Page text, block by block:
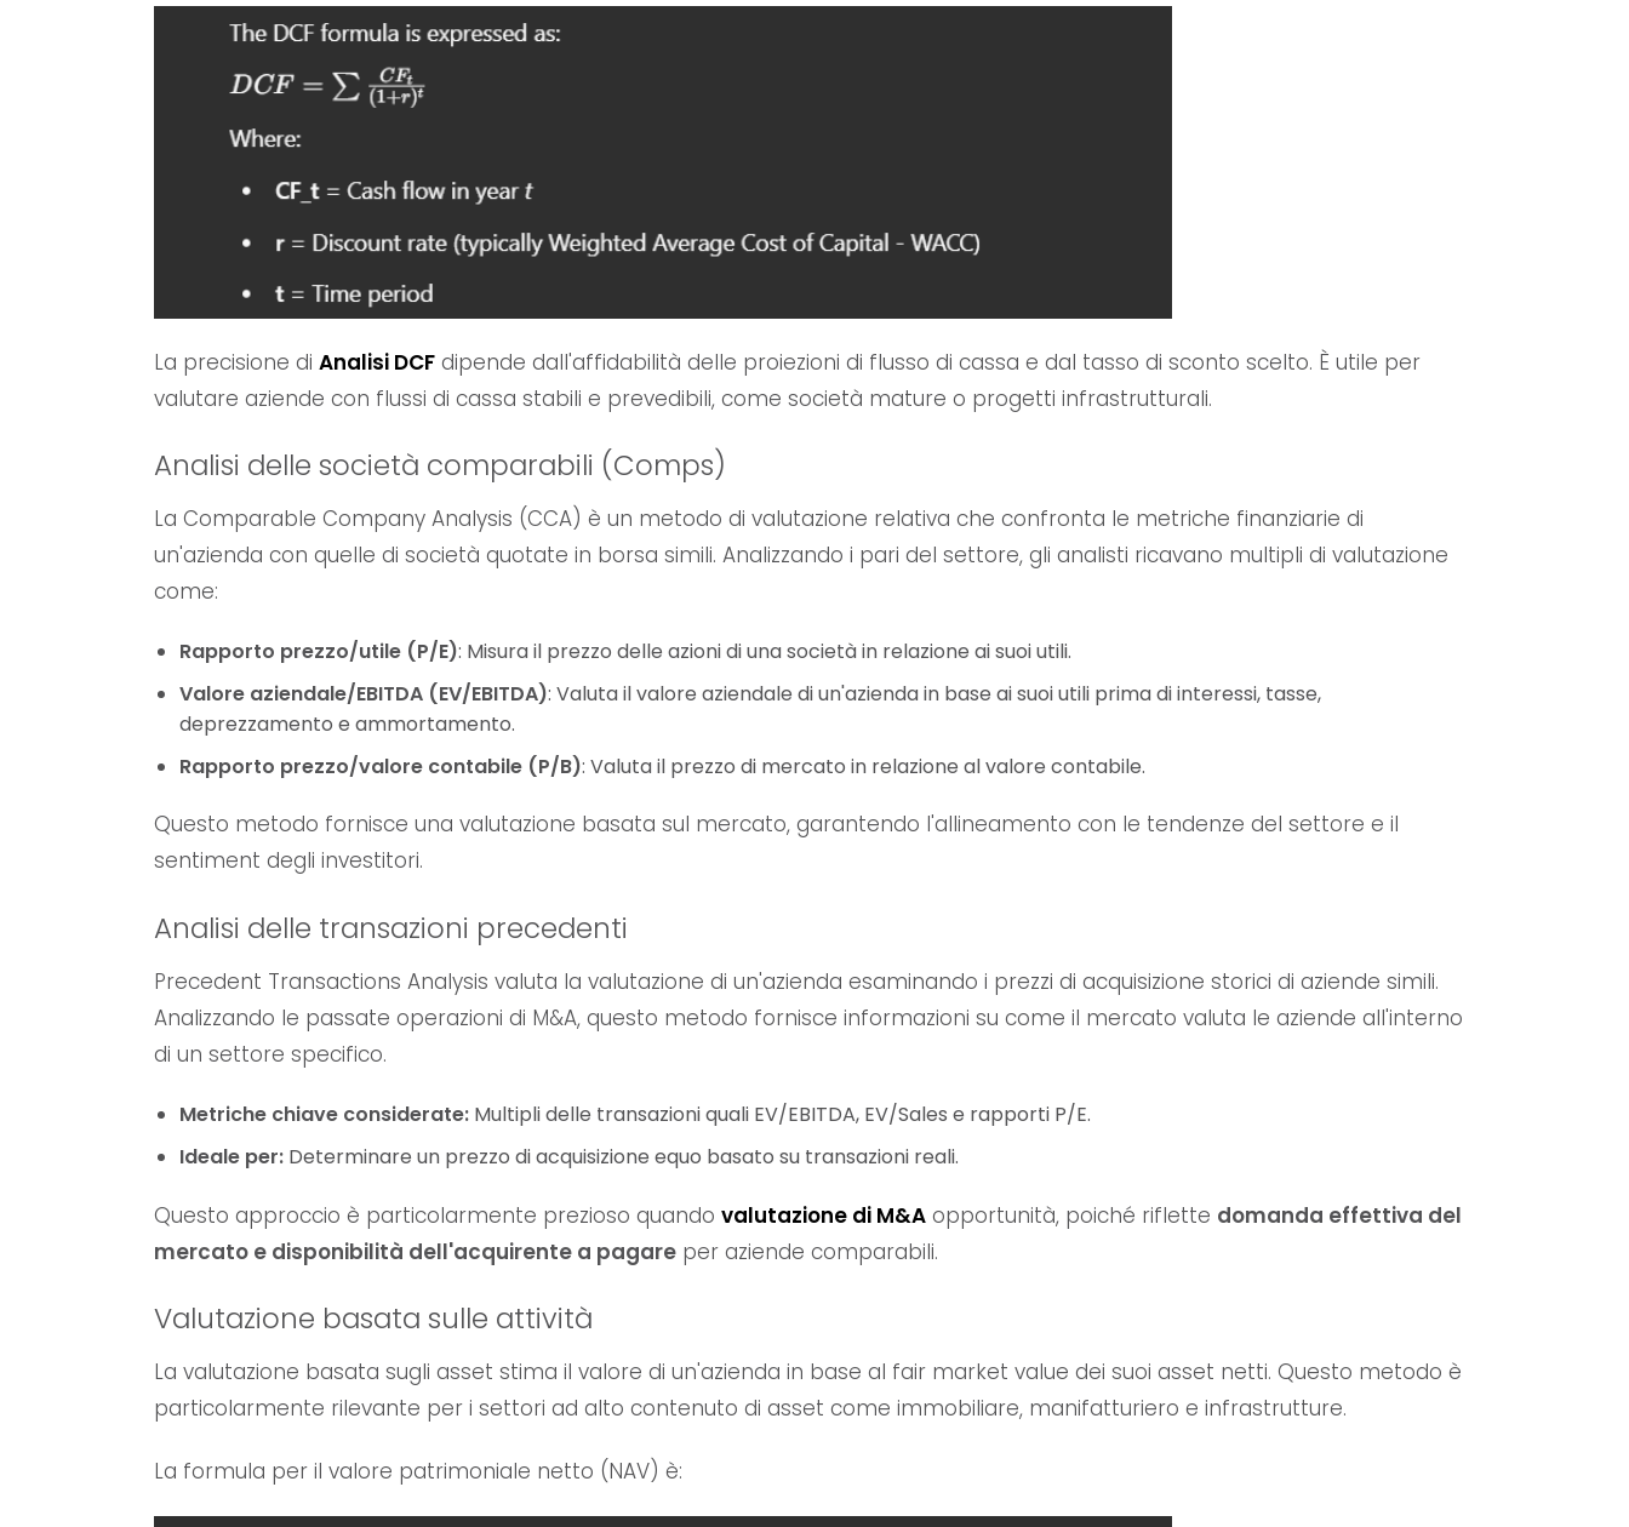
La precisione di Analisi DCF dipende dall'affidabilità delle proiezioni di flusso di cassa e dal tasso di sconto scelto. È utile per
valutare aziende con flussi di cassa stabili e prevedibili, come società mature o progetti infrastrutturali.
Analisi delle società comparabili (Comps)
La Comparable Company Analysis (CCA) è un metodo di valutazione relativa che confronta le metriche finanziarie di
un'azienda con quelle di società quotate in borsa simili. Analizzando i pari del settore, gli analisti ricavano multipli di valutazione
come:
Rapporto prezzo/utile (P/E): Misura il prezzo delle azioni di una società in relazione ai suoi utili.
Valore aziendale/EBITDA (EV/EBITDA): Valuta il valore aziendale di un'azienda in base ai suoi utili prima di interessi, tasse,
deprezzamento e ammortamento.
Rapporto prezzo/valore contabile (P/B): Valuta il prezzo di mercato in relazione al valore contabile.
Questo metodo fornisce una valutazione basata sul mercato, garantendo l'allineamento con le tendenze del settore e il
sentiment degli investitori.
Analisi delle transazioni precedenti
Precedent Transactions Analysis valuta la valutazione di un'azienda esaminando i prezzi di acquisizione storici di aziende simili.
Analizzando le passate operazioni di M&A, questo metodo fornisce informazioni su come il mercato valuta le aziende all'interno
di un settore specifico.
Metriche chiave considerate:Multipli delle transazioni quali EV/EBITDA, EV/Sales e rapporti P/E.
Ideale per:Determinare un prezzo di acquisizione equo basato su transazioni reali.
Questo approccio è particolarmente prezioso quando valutazione di M&A opportunità, poiché riflette domanda effettiva del
mercato e disponibilità dell'acquirente a pagare per aziende comparabili.
Valutazione basata sulle attività
La valutazione basata sugli asset stima il valore di un'azienda in base al fair market value dei suoi asset netti. Questo metodo è
particolarmente rilevante per i settori ad alto contenuto di asset come immobiliare, manifatturiero e infrastrutture.
La formula per il valore patrimoniale netto (NAV) è: